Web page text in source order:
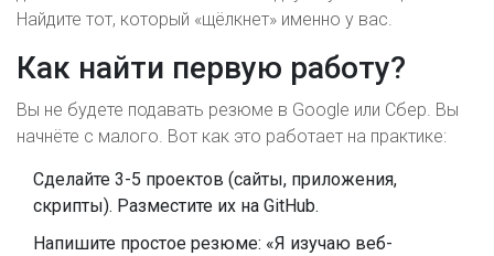
Найдите тот, который «щёлкнет» именно у вас.
Как найти первую работу?
Вы не будете подавать резюме в Google или Сбер. Вы
начнёте с малого. Вот как это работает на практике:
Сделайте 3-5 проектов (сайты, приложения,
скрипты). Разместите их на GitHub.
Напишите простое резюме: «Я изучаю веб-